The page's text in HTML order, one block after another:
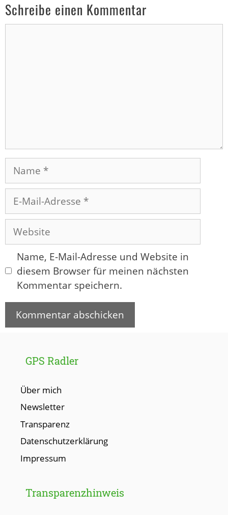
Schreibe einen Kommentar
Name
Mail-
Adresse
Website
Name, E-Mail-Adresse und Website in
diesem Browser für meinen nächsten
Kommentar speichern.
GPS Radler
Über mich
Newsletter
Transparenz
Datenschutzerklärung
Impressum
Transparenzhinweis